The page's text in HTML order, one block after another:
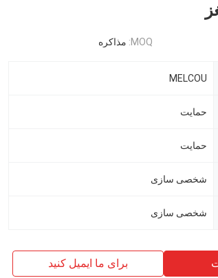
MOQ: مذاکره
MELCOU
حمایت
حمایت
شخصی سازی
شخصی سازی
برای ما ایمیل کنید